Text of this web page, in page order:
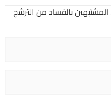
بالفساد من الترشح